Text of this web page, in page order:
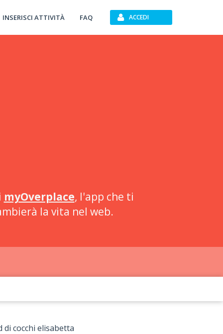
INSERISCI ATTIVITÀ FAQ ACCEDI
myOverplace, l'app che ti
la vita nel web.
di cocchi elisabetta